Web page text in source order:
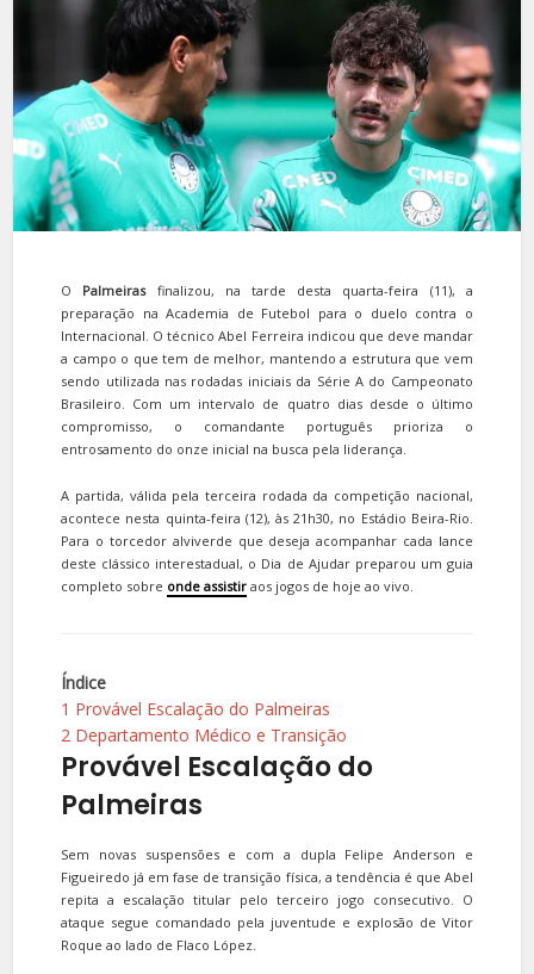
O Palmeirasfinalizou, na tarde desta quarta-feira (11), a
preparação na Academia de Futebol para o duelo contra o
Internacional. O técnico Abel Ferreira indicou que deve mandar
a campo o que tem de melhor, mantendo a estrutura que vem
sendo utilizada nas rodadas iniciais da Série A do Campeonato
Brasileiro. Com um intervalo de quatro dias desde o último
compromisso, o comandante português prioriza o
entrosamento do onze inicial na busca pela liderança.
A partida, válida pela terceira rodada da competição nacional,
acontece nesta quinta-feira (12), às 21h30, no Estádio Beira-Rio.
Para o torcedor alviverde que deseja acompanhar cada lance
deste clássico interestadual, o Dia de Ajudar preparou um guia
completo sobre onde assistir aos jogos de hoje ao vivo.
Índice
1 Provável Escalação do Palmeiras
2 Departamento Médico e Transição
Provável Escalação do
Palmeiras
Sem novas suspensões e com a dupla Felipe Anderson e
Figueiredo já em fase de transição física, a tendência é que Abel
repita a escalação titular pelo terceiro jogo consecutivo. O
ataque segue comandado pela juventude e explosão de Vitor
Roque ao lado de Flaco López.